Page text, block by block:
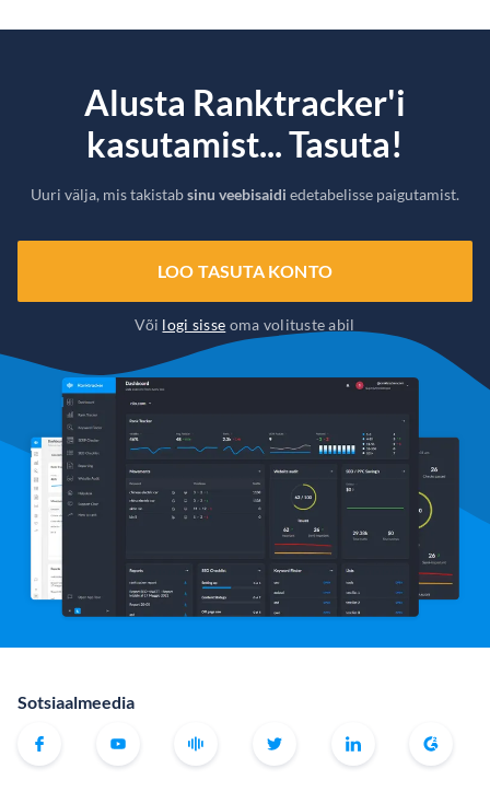
Alusta Ranktracker'i
kasutamist... Tasuta!
Uuri välja, mis takistabsinu veebisaidi edetabelisse paigutamist.
LOO TASUTA KONTO
Või logi sisse oma volituste abil
Sotsiaalmeedia